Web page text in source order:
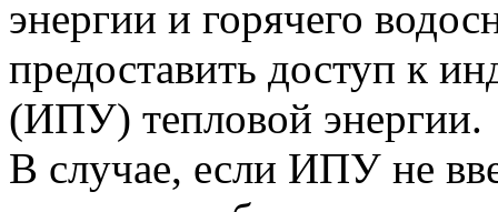
энергии и горячего
предоставить доступ к
(ИПУ) тепловой энергии.
В случае, если ИПУ не